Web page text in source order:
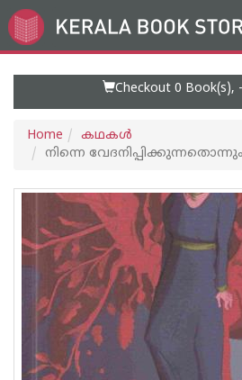
Go
to
Checkout 0 Book(s), -
Home
കഥകള്‍
നിന്നെ